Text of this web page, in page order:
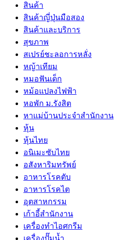
สินค้า
สินค้าญี่ปุ่นมือสอง
สินค้าและบริการ
สุขภาพ
สเปรย์ชะลอการหลั่ง
หญ้าเทียม
หมอฟันเด็ก
หม้อแปลงไฟฟ้า
หอพัก ม.รังสิต
หาแม่บ้านประจำสำนักงาน
หุ้น
หุ้นไทย
อนิเมะซับไทย
อสังหาริมทรัพย์
อาหารโรคตับ
อาหารโรคไต
อุตสาหกรรม
เก้าอี้สำนักงาน
เครื่องทำไอศกรีม
เครื่องปั๊มน้ำ